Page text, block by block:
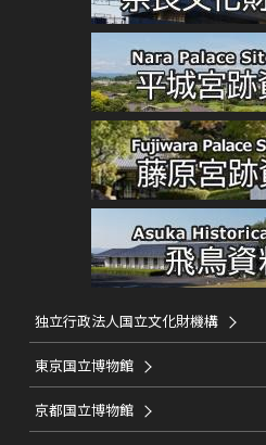
独立行政法人国立文化財機構
東京国立博物館
京都国立博物館